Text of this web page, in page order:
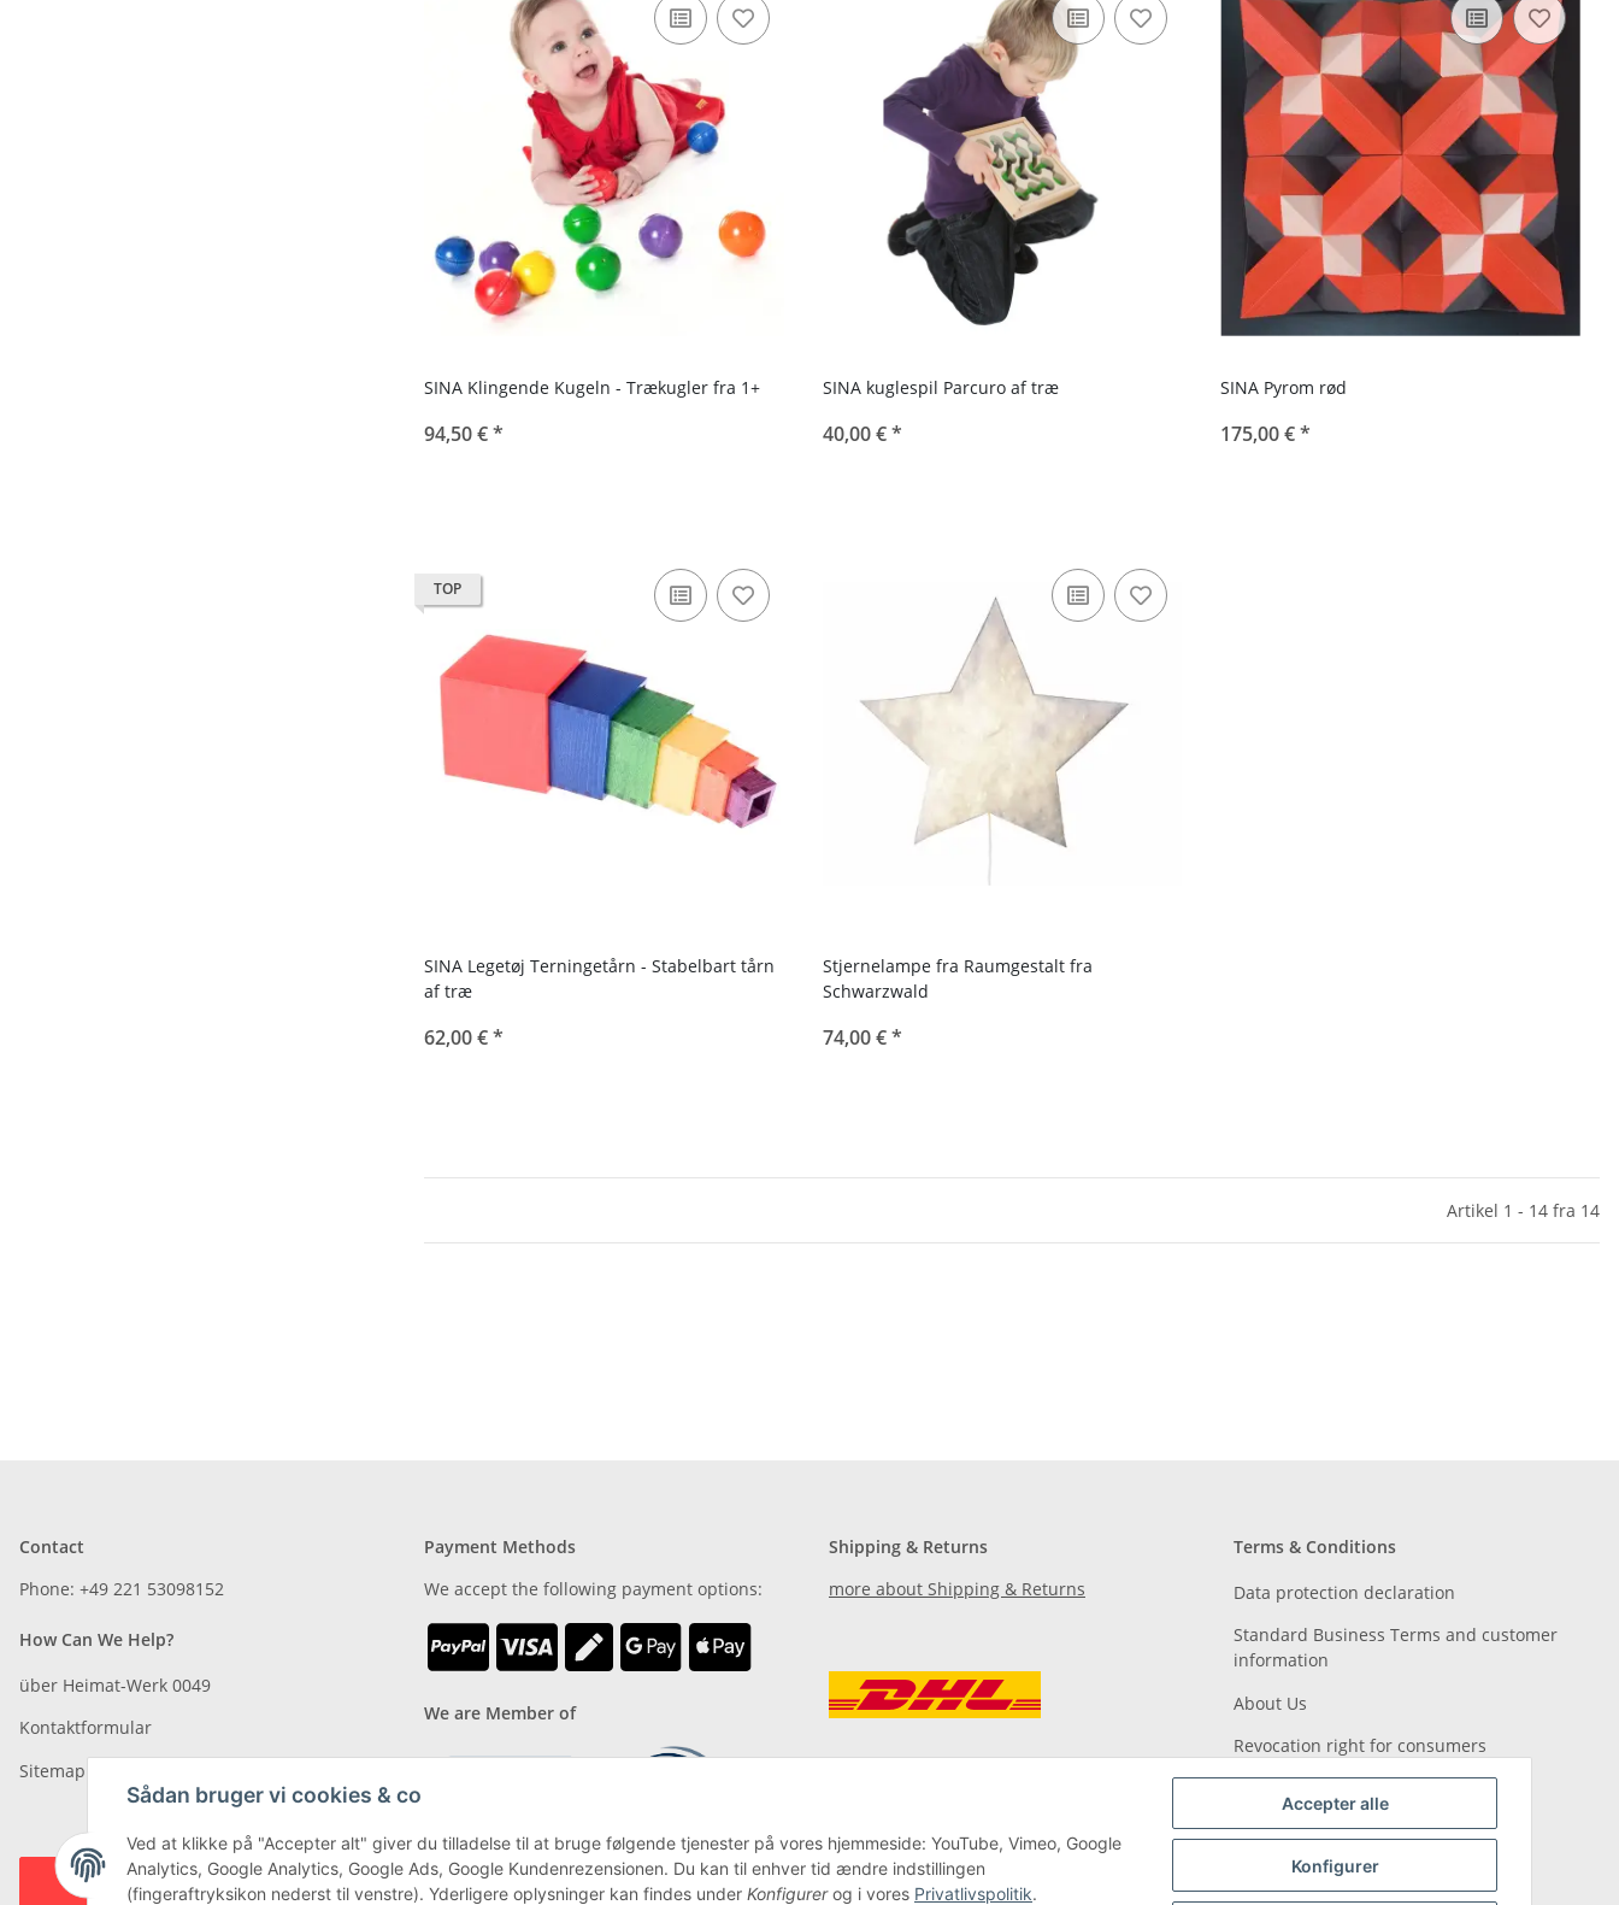
Accepter alle
Konfigurer
Sådan bruger vi cookies & co
Ved at klikke på "Accepter alt" giver du tilladelse til at bruge følgende tjenester på vores hjemmeside: YouTube, Vimeo, Google
Analytics, Google Analytics, Google Ads, Google Kundenrezensionen. Du kan til enhver tid ændre indstillingen
(fingeraftryksikon nederst til venstre). Yderligere oplysninger kan findes under Konfigurerog i vores Privatlivspolitik.
SINA Klingende Kugeln - Trækugler fra 1+
94,50 €*
SINA kuglespil Parcuro af træ
40,00 €*
SINA Pyrom rød
175,00 €*
TOP
SINA Legetøj Terningetårn - Stabelbart tårn
af træ
62,00 €*
Stjernelampe fra Raumgestalt fra
Schwarzwald
74,00 €*
Artikel 1 - 14 fra 14
Contact
Phone: +49 221 53098152
How Can We Help?
über Heimat-Werk 0049
Kontaktformular
Sitemap
Payment Methods
We accept the following payment options:
We are Member of
Shipping & Returns
more about Shipping & Returns
Terms & Conditions
Data protection declaration
Standard Business Terms and customer
information
About Us
Revocation right for consumers
#global.withdrawalForm#